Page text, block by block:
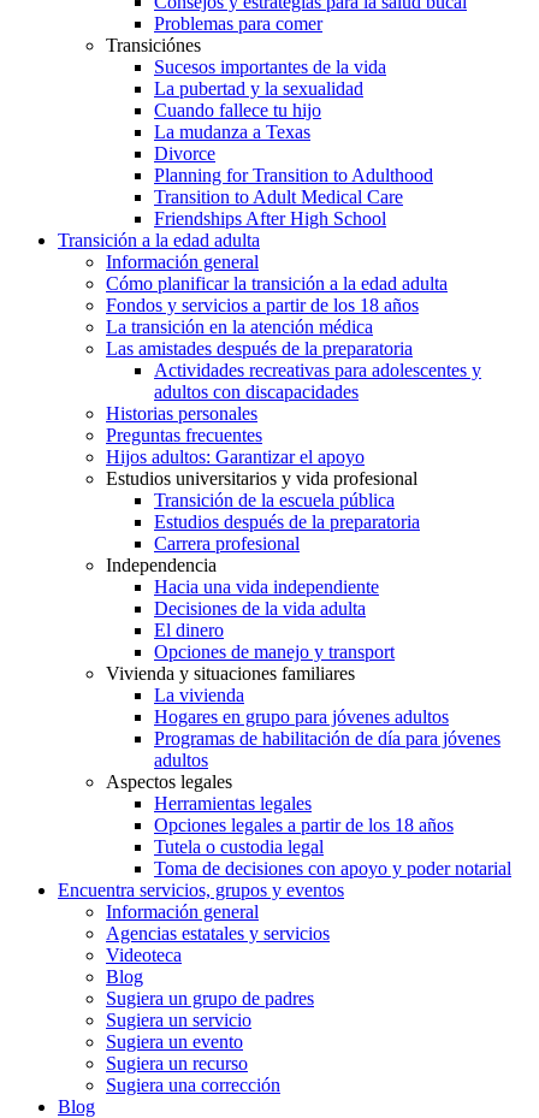
Problemas para comer
Transiciónes
Sucesos importantes de la vida
La pubertad y la sexualidad
Cuando fallece tu hijo
La mudanza a Texas
Divorce
Planning for Transition to Adulthood
Transition to Adult Medical Care
Friendships After High School
Transición a la edad adulta
Información general
Cómo planificar la transición a la edad adulta
Fondos y servicios a partir de los 18 años
La transición en la atención médica
Las amistades después de la preparatoria
Actividades recreativas para adolescentes y
adultos con discapacidades
Historias personales
Preguntas frecuentes
Hijos adultos: Garantizar el apoyo
Estudios universitarios y vida profesional
Transición de la escuela pública
Estudios después de la preparatoria
Carrera profesional
Independencia
Hacia una vida independiente
Decisiones de la vida adulta
El dinero
Opciones de manejo y transport
Vivienda y situaciones familiares
La vivienda
Hogares en grupo para jóvenes adultos
Programas de habilitación de día para jóvenes
adultos
Aspectos legales
Herramientas legales
Opciones legales a partir de los 18 años
Tutela o custodia legal
Toma de decisiones con apoyo y poder notarial
Encuentra servicios, grupos y eventos
Información general
Agencias estatales y servicios
Videoteca
Blog
Sugiera un grupo de padres
Sugiera un servicio
Sugiera un evento
Sugiera un recurso
Sugiera una corrección
Blog